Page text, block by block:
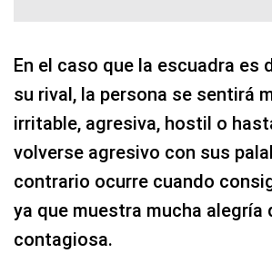
En el caso que la escuadra es
su rival, la persona se sentirá
irritable, agresiva, hostil o
volverse agresivo con sus
contrario ocurre cuando
ya que muestra mucha alegría
contagiosa.